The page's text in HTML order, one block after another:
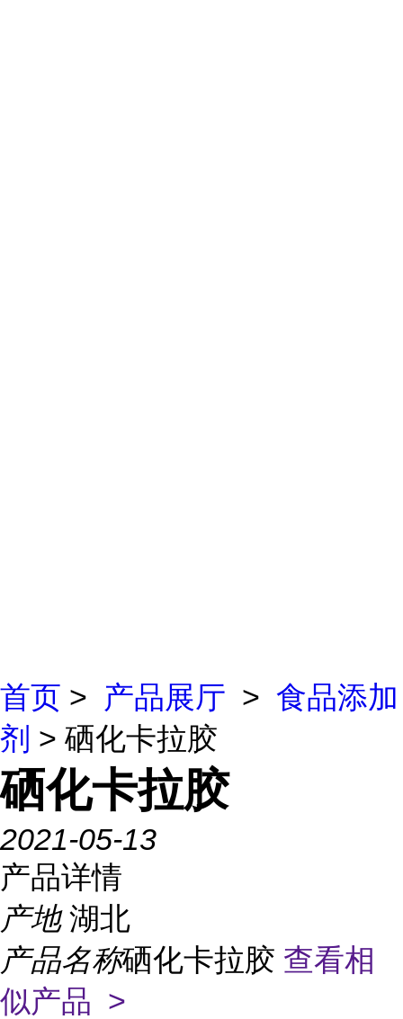
首页 > 产品展厅 > 食品添加
剂 > 硒化卡拉胶
硒化卡拉胶
2021-05-13
产品详情
产地 湖北
产品名称硒化卡拉胶 查看相
似产品 >